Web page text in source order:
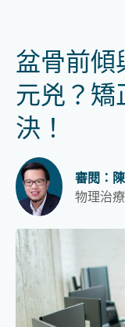
盆骨前傾
元兇？矯
決！
審閱：
物理治療